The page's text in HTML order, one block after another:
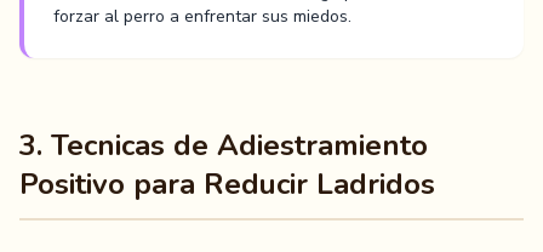
forzar al perro a enfrentar sus miedos.
3. Tecnicas de Adiestramiento
Positivo para Reducir Ladridos